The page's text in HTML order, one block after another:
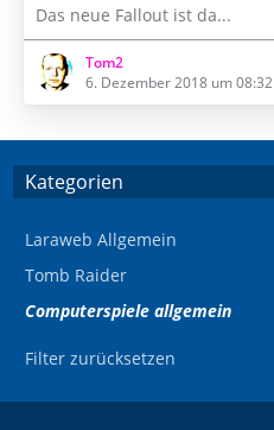
Das neue Fallout ist da...
Tom2
6. Dezember 2018 um 08:32
Kategorien
Laraweb Allgemein
Tomb Raider
Computerspiele allgemein
Filter zurücksetzen